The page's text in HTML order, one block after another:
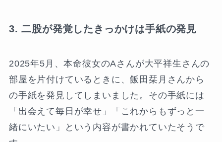
3. 二股が発覚したきっかけは手紙の発見
2025年5月、本命彼女のAさんが大平祥生さんの
部屋を片付けているときに、飯田栞月さんから
の手紙を発見してしまいました。その手紙には
「出会えて毎日が幸せ」「これからもずっと一
緒にいたい」という内容が書かれていたそうで